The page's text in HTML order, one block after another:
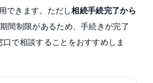
できます。ただし相続手続完了から
間制限があるため、手続きが完了
口で相談することをおすすめしま